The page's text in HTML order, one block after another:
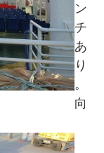
ン
チ
あ
り
。
向